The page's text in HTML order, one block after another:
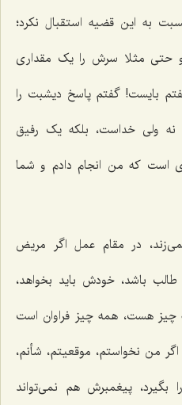
به این قضیه استقبال نکرد؛
حتی مثلا سرش را یک مقداری
بایست! گفتم پاسخ دیشبت را
نه ولی خداست، بلکه یک رفیق
است که من انجام دادم و شما
در مقام عمل اگر مریض
باشد، خودش باید بخواهد،
هست، همه چیز فراوان است
من نخواستم، موقعیتم، شأنم،
پیغمبرش هم نمی‌تواند